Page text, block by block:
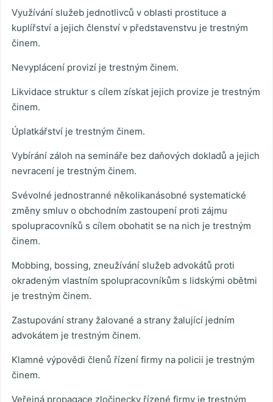
Využívání služeb jednotlivců v oblasti prostituce a
kuplířství a jejich členství v představenstvu je trestným
činem.
Nevyplácení provizí je trestným činem.
Likvidace struktur s cílem získat jejich provize je trestným
činem.
Úplatkářství je trestným činem.
Vybírání záloh na semináře bez daňových dokladů a jejich
nevracení je trestným činem.
Svévolné jednostranné několikanásobné systematické
změny smluv o obchodním zastoupení proti zájmu
spolupracovníků s cílem obohatit se na nich je trestným
činem.
Mobbing, bossing, zneužívání služeb advokátů proti
okradeným vlastním spolupracovníkům s lidskými obětmi
je trestným činem.
Zastupování strany žalované a strany žalující jedním
advokátem je trestným činem.
Klamné výpovědi členů řízení firmy na policii je trestným
činem.
Veřejná propagace zločinecky řízené firmy je trestným